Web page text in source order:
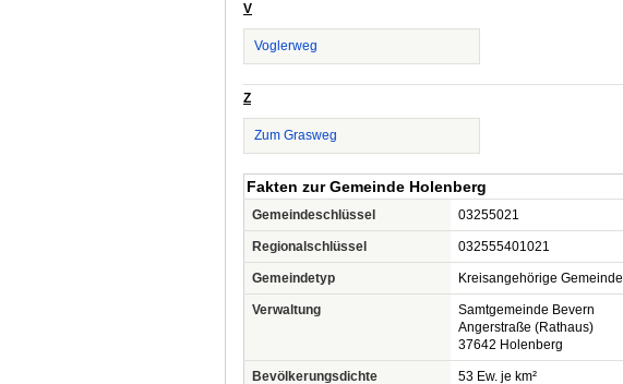
V
Voglerweg
Z
Zum Grasweg
Fakten zur Gemeinde Holenberg
Gemeindeschlüssel 03255021
Regionalschlüssel 032555401021
Gemeindetyp Kreisangehörige Gemeinde
Verwaltung
Samtgemeinde Bevern
Angerstraße (Rathaus)
37642 Holenberg
Bevölkerungsdichte 53 Ew. je km²